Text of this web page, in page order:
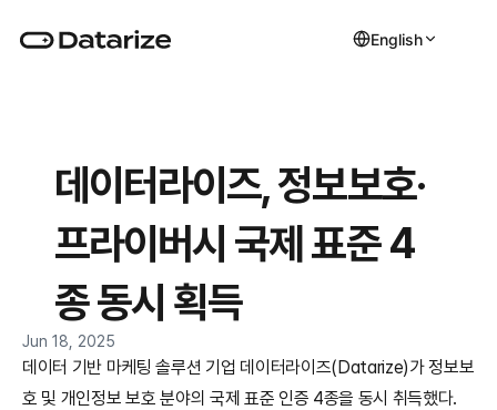
English
데이터라이즈, 정보보호·
프라이버시 국제 표준 4
종 동시 획득
Jun 18, 2025
데이터 기반 마케팅 솔루션 기업 데이터라이즈(Datarize)가 정보보
호 및 개인정보 보호 분야의 국제 표준 인증 4종을 동시 취득했다.